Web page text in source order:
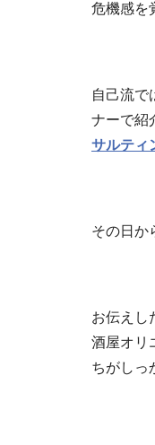
危機感を
自己流で
ナーで紹
サルティ
その日か
お伝えし
酒屋オリ
ちがしっ